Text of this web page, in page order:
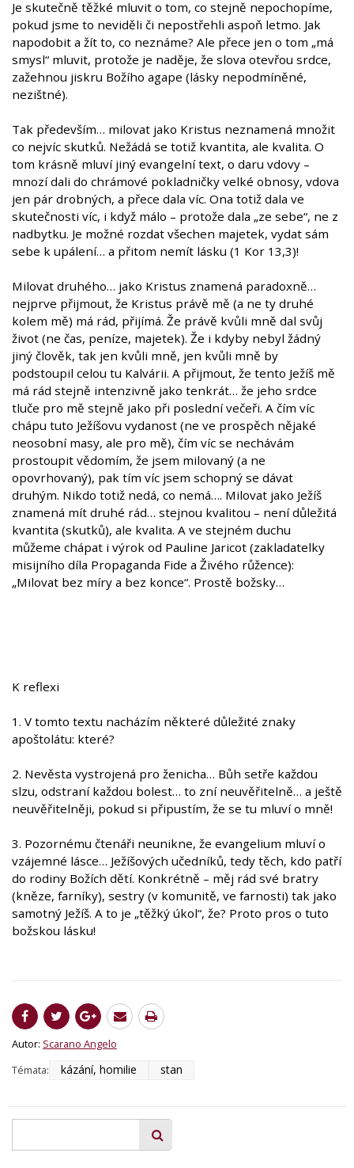
Je skutečně těžké mluvit o tom, co stejně nepochopíme,
pokud jsme to neviděli či nepostřehli aspoň letmo. Jak
napodobit a žít to, co neznáme? Ale přece jen o tom „má
smysl“ mluvit, protože je naděje, že slova otevřou srdce,
zažehnou jiskru Božího agape (lásky nepodmíněné,
nezištné).
Tak především… milovat jako Kristus neznamená množit
co nejvíc skutků. Nežádá se totiž kvantita, ale kvalita. O
tom krásně mluví jiný evangelní text, o daru vdovy –
mnozí dali do chrámové pokladničky velké obnosy, vdova
jen pár drobných, a přece dala víc. Ona totiž dala ve
skutečnosti víc, i když málo – protože dala „ze sebe“, ne z
nadbytku. Je možné rozdat všechen majetek, vydat sám
sebe k upálení… a přitom nemít lásku (1 Kor 13,3)!
Milovat druhého… jako Kristus znamená paradoxně…
nejprve přijmout, že Kristus právě mě (a ne ty druhé
kolem mě) má rád, přijímá. Že právě kvůli mně dal svůj
život (ne čas, peníze, majetek). Že i kdyby nebyl žádný
jiný člověk, tak jen kvůli mně, jen kvůli mně by
podstoupil celou tu Kalvárii. A přijmout, že tento Ježíš mě
má rád stejně intenzivně jako tenkrát… že jeho srdce
tluče pro mě stejně jako při poslední večeři. A čím víc
chápu tuto Ježíšovu vydanost (ne ve prospěch nějaké
neosobní masy, ale pro mě), čím víc se nechávám
prostoupit vědomím, že jsem milovaný (a ne
opovrhovaný), pak tím víc jsem schopný se dávat
druhým. Nikdo totiž nedá, co nemá…. Milovat jako Ježíš
znamená mít druhé rád… stejnou kvalitou – není důležitá
kvantita (skutků), ale kvalita. A ve stejném duchu
můžeme chápat i výrok od Pauline Jaricot (zakladatelky
misijního díla Propaganda Fide a Živého růžence):
„Milovat bez míry a bez konce“. Prostě božsky…
K reflexi
1. V tomto textu nacházím některé důležité znaky
apoštolátu: které?
2. Nevěsta vystrojená pro ženicha… Bůh setře každou
slzu, odstraní každou bolest… to zní neuvěřitelně… a ještě
neuvěřitelněji, pokud si připustím, že se tu mluví o mně!
3. Pozornému čtenáři neunikne, že evangelium mluví o
vzájemné lásce… Ježíšových učedníků, tedy těch, kdo patří
do rodiny Božích dětí. Konkrétně – měj rád své bratry
(kněze, farníky), sestry (v komunitě, ve farnosti) tak jako
samotný Ježíš. A to je „těžký úkol“, že? Proto pros o tuto
božskou lásku!
Autor: Scarano Angelo
Témata:
kázání, homilie stan